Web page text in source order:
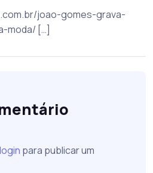
joao-gomes-grava-
moda/ […]
login para publicar um